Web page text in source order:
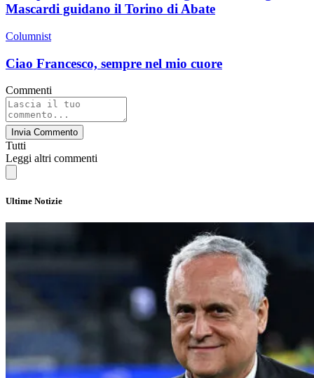
Mascardi guidano il Torino di Abate
Columnist
Ciao Francesco, sempre nel mio cuore
Commenti
Invia Commento
Tutti
Leggi altri commenti
Ultime Notizie